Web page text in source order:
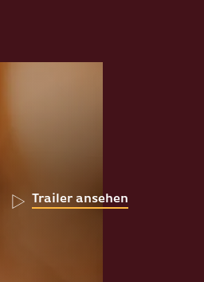
Trailer ansehen